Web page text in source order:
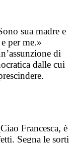
sua madre e
per me.»
di
dalle cui
Ciao Francesca, è
Segna le sorti